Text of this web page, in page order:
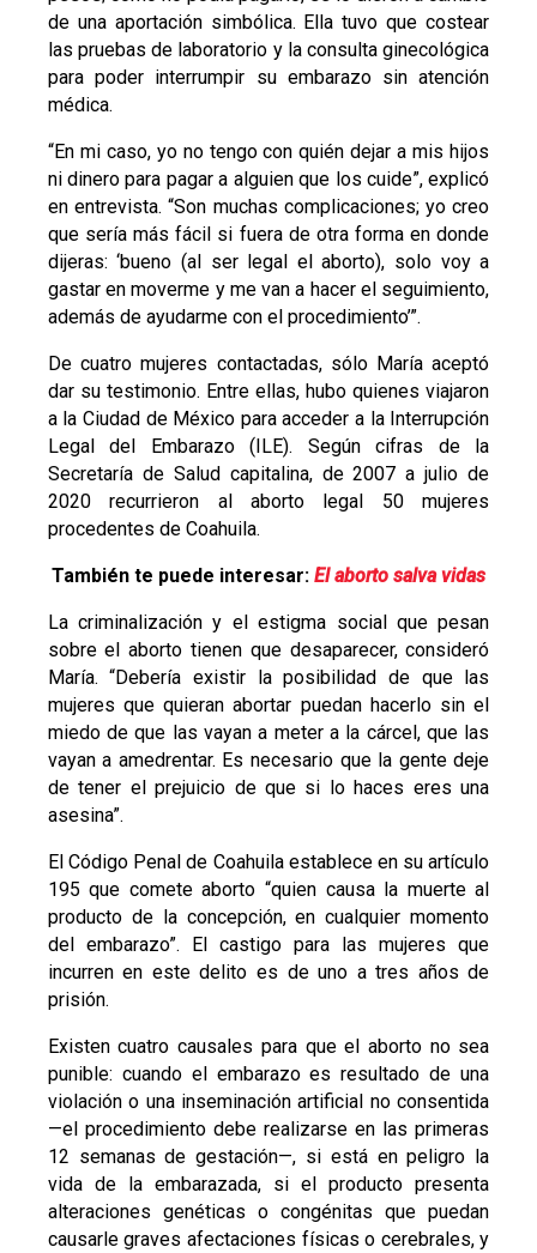
de una aportación simbólica. Ella tuvo que costear
las pruebas de laboratorio y la consulta ginecológica
para poder interrumpir su embarazo sin atención
médica.
“En mi caso, yo no tengo con quién dejar a mis hijos
ni dinero para pagar a alguien que los cuide”, explicó
en entrevista. “Son muchas complicaciones; yo creo
que sería más fácil si fuera de otra forma en donde
dijeras: ‘bueno (al ser legal el aborto), solo voy a
gastar en moverme y me van a hacer el seguimiento,
además de ayudarme con el procedimiento’”.
De cuatro mujeres contactadas, sólo María aceptó
dar su testimonio. Entre ellas, hubo quienes viajaron
a la Ciudad de México para acceder a la Interrupción
Legal del Embarazo (ILE). Según cifras de la
Secretaría de Salud capitalina, de 2007 a julio de
2020 recurrieron al aborto legal 50 mujeres
procedentes de Coahuila.
También te puede interesar: El aborto salva vidas
La criminalización y el estigma social que pesan
sobre el aborto tienen que desaparecer, consideró
María. “Debería existir la posibilidad de que las
mujeres que quieran abortar puedan hacerlo sin el
miedo de que las vayan a meter a la cárcel, que las
vayan a amedrentar. Es necesario que la gente deje
de tener el prejuicio de que si lo haces eres una
asesina”.
El Código Penal de Coahuila establece en su artículo
195 que comete aborto “quien causa la muerte al
producto de la concepción, en cualquier momento
del embarazo”. El castigo para las mujeres que
incurren en este delito es de uno a tres años de
prisión.
Existen cuatro causales para que el aborto no sea
punible: cuando el embarazo es resultado de una
violación o una inseminación artificial no consentida
—el procedimiento debe realizarse en las primeras
12 semanas de gestación—, si está en peligro la
vida de la embarazada, si el producto presenta
alteraciones genéticas o congénitas que puedan
causarle graves afectaciones físicas o cerebrales, y